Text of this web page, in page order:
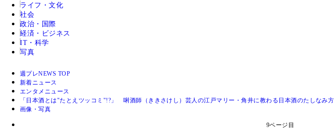
ライフ・文化
社会
政治・国際
経済・ビジネス
IT・科学
写真
週プレNEWS TOP
新着ニュース
エンタメニュース
「日本酒とは"たとえツッコミ"!?」 唎酒師（ききさけし）芸人の江戸マリー・角井に教わる日本酒のたしなみ方
画像・写真
9ページ目